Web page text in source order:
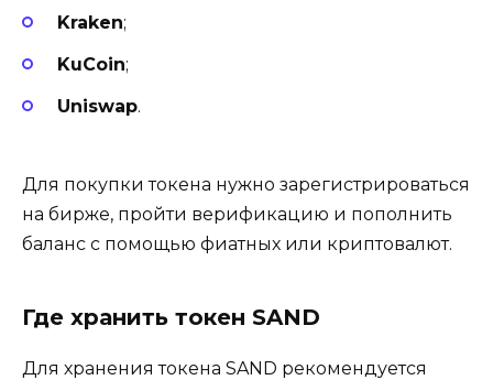
Kraken;
KuCoin;
Uniswap.
Для покупки токена нужно зарегистрироваться
на бирже, пройти верификацию и пополнить
баланс с помощью фиатных или криптовалют.
Где хранить токен SAND
Для хранения токена SAND рекомендуется